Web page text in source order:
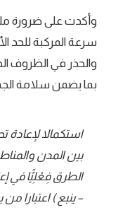
وأكدت على ضرورة
سرعة المركبة للحد
والحذر في الظروف
بما يضمن سلامة
استكمالا لإعادة
بين المدن
الطرق فِعْلِيًّا في